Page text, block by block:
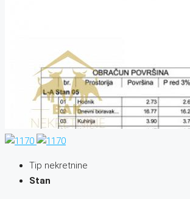
Tip nekretnine
Stan